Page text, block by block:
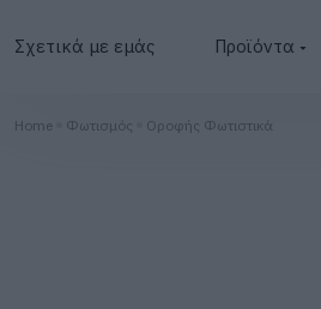
Σχετικά με εμάς Προϊόντα
Φωτοβολταϊκά
Home Φωτισμός Οροφής Φωτιστικά